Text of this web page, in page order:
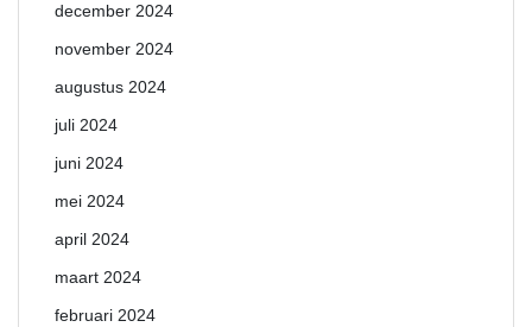
december 2024
november 2024
augustus 2024
juli 2024
juni 2024
mei 2024
april 2024
maart 2024
februari 2024